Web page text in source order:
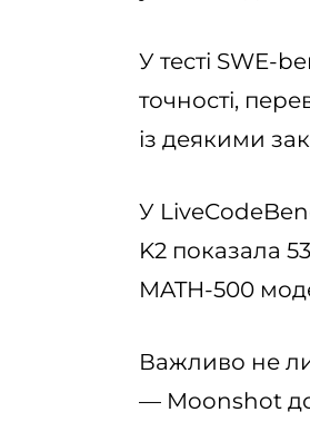
У тесті SWE-
точності,
із деякими
У
K2 показала
MATH-500
Важливо не
— Moonshot